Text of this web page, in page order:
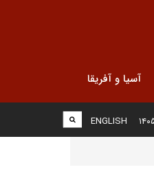
آسیا و آفریقا
ENGLISH